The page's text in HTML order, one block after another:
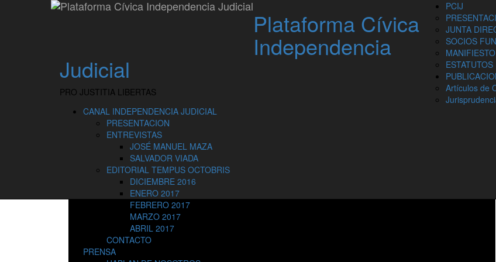
Plataforma Cívica
Independencia
Judicial
PRO JUSTITIA LIBERTAS
PCIJ
JUNTA
SOCIOS
ESTATUTOS
Artículos de
CANAL INDEPENDENCIA JUDICIAL
PRESENTACION
ENTREVISTAS
JOSÉ MANUEL MAZA
SALVADOR VIADA
EDITORIAL TEMPUS OCTOBRIS
DICIEMBRE 2016
ENERO 2017
FEBRERO 2017
MARZO 2017
ABRIL 2017
CONTACTO
PRENSA
José Manuel Maza
Fiscal General del Estado, ha concedido su primera entrevista desde que ocupó el
Hemos hablado con él de las actuaciones del Ministerio Fiscal, el Modelo de Instrucción del Proceso Penal o la
cuestiones.
Te dejamos un resumen de dos minutos con algunas de las cuestiones más relevantes que abarcamos. Abajo